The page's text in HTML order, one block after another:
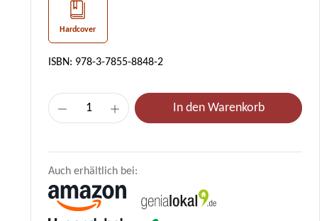
Hardcover
ISBN: 978-3-7855-8848-2
Produkt Anzahl: Gib den gewünschten
In den Warenkorb
Auch erhältlich bei: